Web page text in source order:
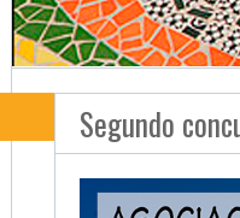
Segundo